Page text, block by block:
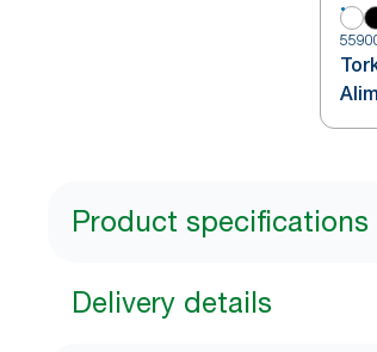
Product specifications
Delivery details